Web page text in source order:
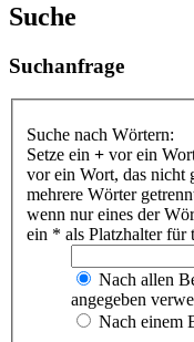
Suche
Suchanfrage
Suche nach Wörtern:
Setze ein + vor ein
vor ein Wort, das nicht
mehrere Wörter
wenn nur eines der
ein * als Platzhalter für
Nach allen
angegeben
Nach einem